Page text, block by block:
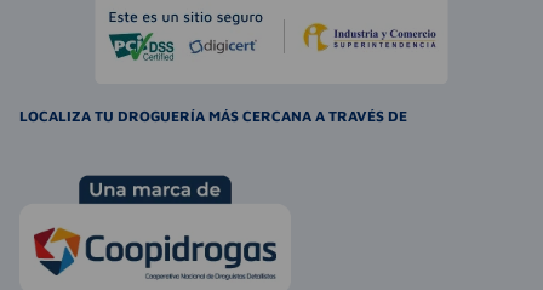
LOCALIZA TU DROGUERÍA MÁS CERCANA A TRAVÉS DE